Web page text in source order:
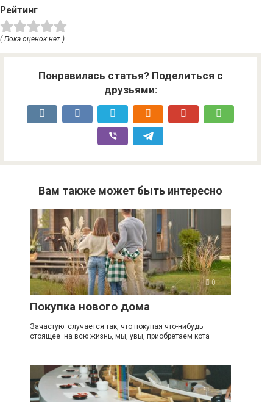
Рейтинг
( Пока оценок нет )
Понравилась статья? Поделиться с
друзьями:
Вам также может быть интересно
0
Покупка нового дома
Зачастую случается так, что покупая что-нибудь
стоящее на всю жизнь, мы, увы, приобретаем кота